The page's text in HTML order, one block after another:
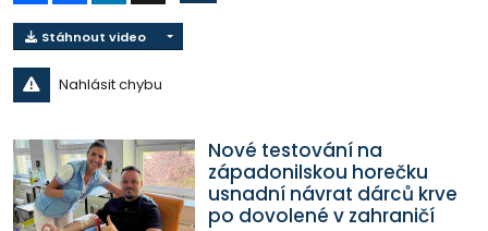
Stáhnout video
Nahlásit chybu
Nové testování na
západonilskou horečku
usnadní návrat dárců krve
po dovolené v zahraničí